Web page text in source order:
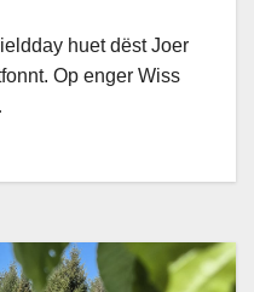
huet dëst Joer
Op enger Wiss